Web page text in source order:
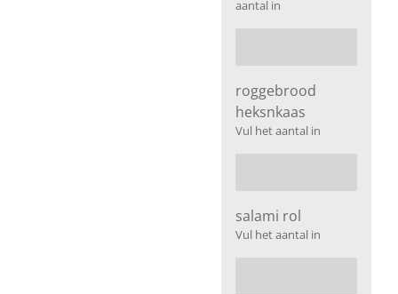
aantal in
roggebrood
heksnkaas
Vul het aantal in
salami rol
Vul het aantal in